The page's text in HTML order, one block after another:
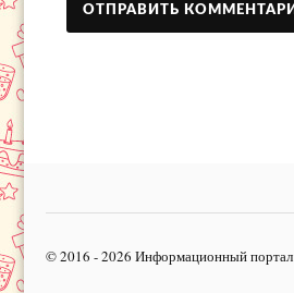
© 2016 - 2026 Информационный портал